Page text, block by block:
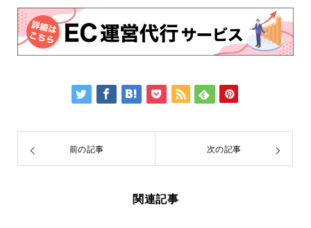
前の記事 次の記事
関連記事